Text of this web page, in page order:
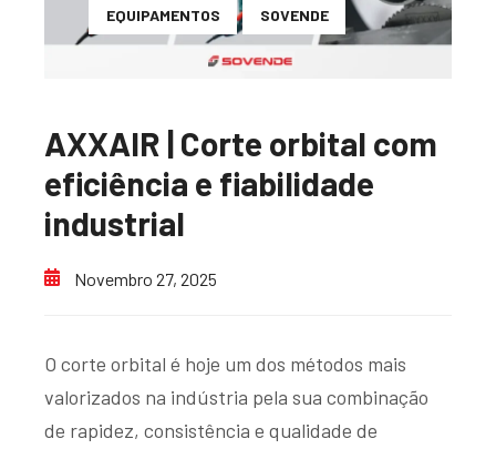
EQUIPAMENTOS SOVENDE
AXXAIR | Corte orbital com
eficiência e fiabilidade
industrial
Novembro 27, 2025
O corte orbital é hoje um dos métodos mais
valorizados na indústria pela sua combinação
de rapidez, consistência e qualidade de